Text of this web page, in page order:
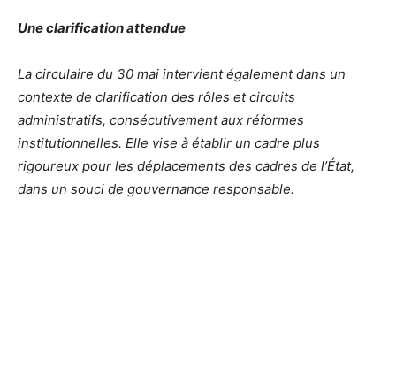
Une clarification attendue
La circulaire du 30 mai intervient également dans un
contexte de clarification des rôles et circuits
administratifs, consécutivement aux réformes
institutionnelles. Elle vise à établir un cadre plus
rigoureux pour les déplacements des cadres de l’État,
dans un souci de gouvernance responsable.